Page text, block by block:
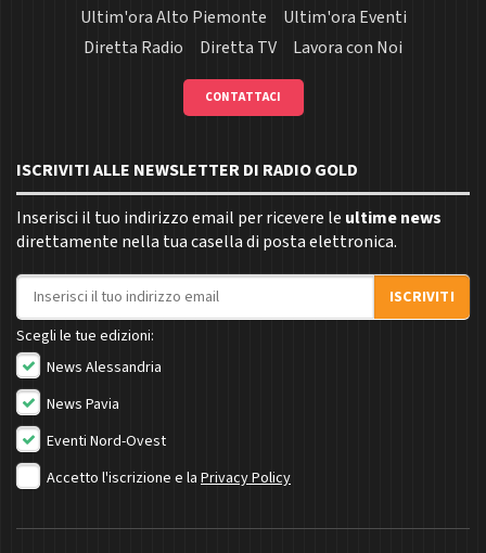
Ultim'ora Alto Piemonte
Ultim'ora Eventi
Diretta Radio
Diretta TV Lavora con Noi
CONTATTACI
ISCRIVITI ALLE NEWSLETTER DI RADIO GOLD
Inserisci il tuo indirizzo email per ricevere le ultime news
direttamente nella tua casella di posta elettronica.
Indirizzo email
ISCRIVITI
Scegli le tue edizioni:
News Alessandria
News Pavia
Eventi Nord-Ovest
Accetto l'iscrizione e la Privacy Policy